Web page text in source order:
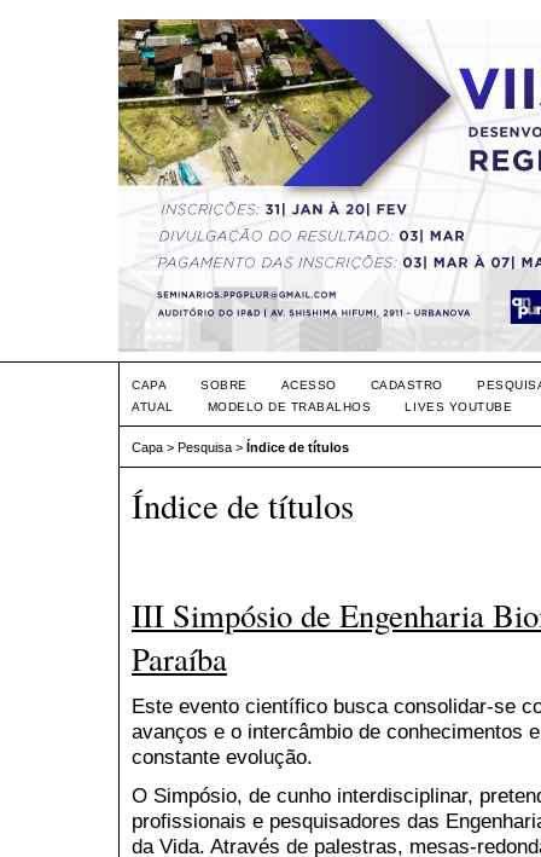
CAPA SOBRE ACESSO CADASTRO
ATUAL
MODELO DE TRABALHOS LIVES YOUTUBE
Capa > Pesquisa > Índice de títulos
Índice de títulos
III Simpósio de Engenharia
Paraíba
Este evento científico busca consolidar-se
avanços e o intercâmbio de conhecimentos
constante evolução.
O Simpósio, de cunho interdisciplinar,
profissionais e pesquisadores das
da Vida. Através de palestras, mesas-